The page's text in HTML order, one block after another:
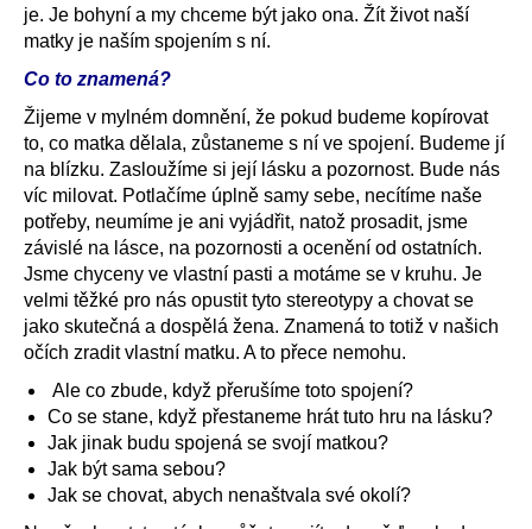
je. Je bohyní a my chceme být jako ona. Žít život naší
matky je naším spojením s ní.
Co to znamená?
Žijeme v mylném domnění, že pokud budeme kopírovat
to, co matka dělala, zůstaneme s ní ve spojení. Budeme jí
na blízku. Zasloužíme si její lásku a pozornost. Bude nás
víc milovat. Potlačíme úplně samy sebe, necítíme naše
potřeby, neumíme je ani vyjádřit, natož prosadit, jsme
závislé na lásce, na pozornosti a ocenění od ostatních.
Jsme chyceny ve vlastní pasti a motáme se v kruhu. Je
velmi těžké pro nás opustit tyto stereotypy a chovat se
jako skutečná a dospělá žena. Znamená to totiž v našich
očích zradit vlastní matku. A to přece nemohu.
Ale co zbude, když přerušíme toto spojení?
Co se stane, když přestaneme hrát tuto hru na lásku?
Jak jinak budu spojená se svojí matkou?
Jak být sama sebou?
Jak se chovat, abych nenaštvala své okolí?